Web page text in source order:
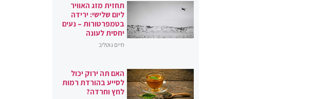
תחזית מזג האוויר
ליום שלישי: ירידה
בטמפרטורות – נעים
יחסית לעונה
חיים גוטליב
האם תה ירוק יכול
לסייע בהורדת רמות
לחץ וחרדה?